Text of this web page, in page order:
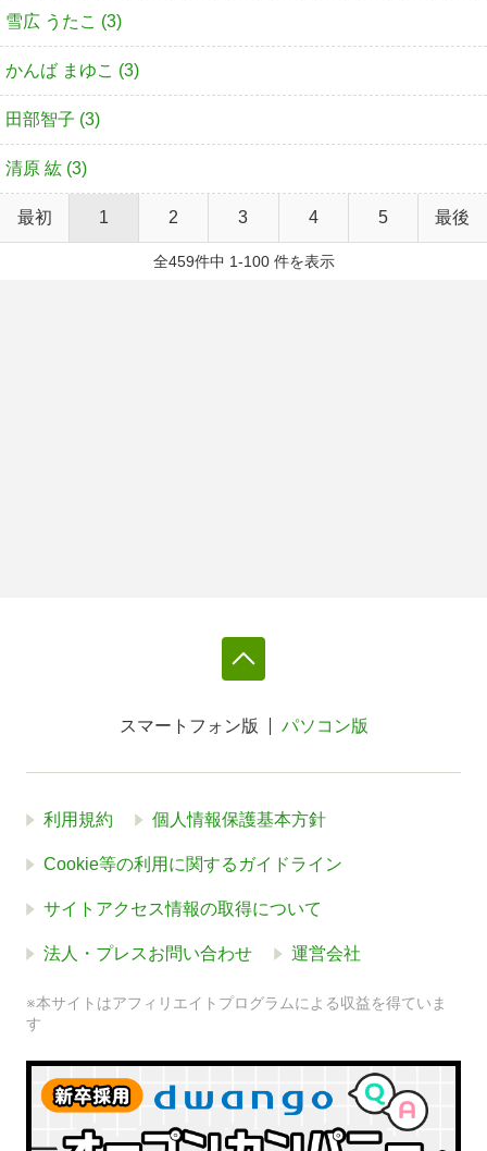
雪広 うたこ (3)
かんば まゆこ (3)
田部智子 (3)
清原 紘 (3)
最初 1 2 3 4 5 最後
全459件中 1-100 件を表示
スマートフォン版 パソコン版
利用規約 個人情報保護基本方針
Cookie等の利用に関するガイドライン
サイトアクセス情報の取得について
法人・プレスお問い合わせ 運営会社
※本サイトはアフィリエイトプログラムによる収益を得ていま
す